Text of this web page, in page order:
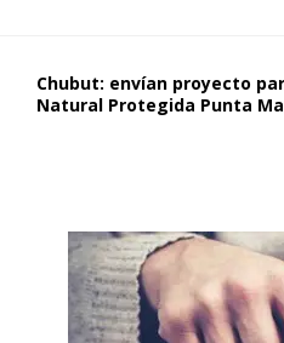
Chubut: envían proyecto
Natural Protegida Punta